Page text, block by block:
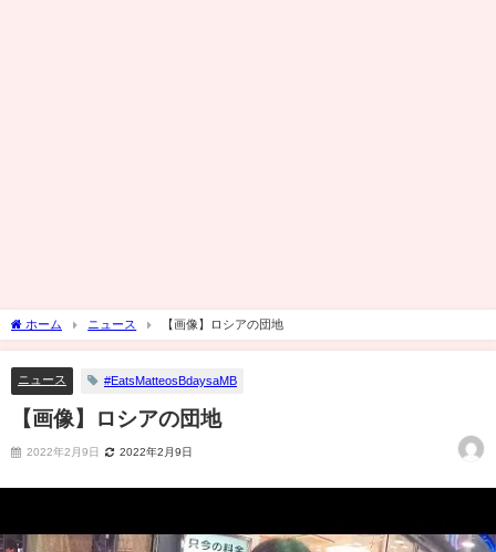
ホーム ニュース 【画像】ロシアの団地
ニュース #EatsMatteosBdaysaMB
【画像】ロシアの団地
2022年2月9日 2022年2月9日